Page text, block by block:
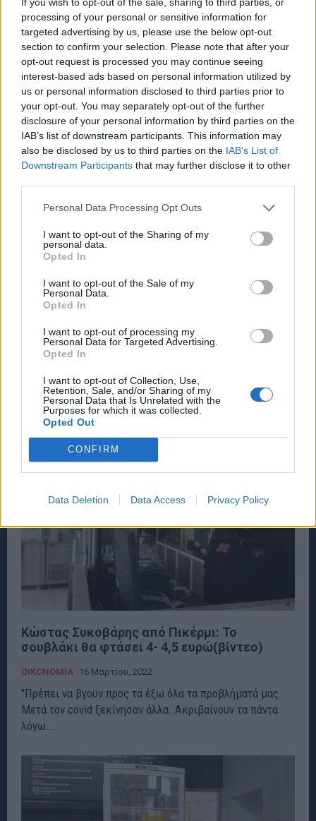
processing of your personal or sensitive information for
targeted advertising by us, please use the below opt-out
section to confirm your selection. Please note that after your
opt-out request is processed you may continue seeing
interest-based ads based on personal information utilized by
us or personal information disclosed to third parties prior to
your opt-out. You may separately opt-out of the further
disclosure of your personal information by third parties on the
IAB’s list of downstream participants. This information may
also be disclosed by us to third parties on the IAB’s List of
Downstream Participants that may further disclose it to other
Personal Data Processing Opt Outs
I want to opt-out of the Sharing of my
personal data.
Opted In
I want to opt-out of the Sale of my
Personal Data.
Opted In
I want to opt-out of processing my
Personal Data for Targeted Advertising.
Opted In
I want to opt-out of Collection, Use,
Retention, Sale, and/or Sharing of my
Personal Data that Is Unrelated with the
Purposes for which it was collected.
Opted Out
CONFIRM
Data Deletion Data Access Privacy Policy
Τσικνοπέμπτη θέλει κρέας, φωτιά και… Οβελιστήριο των
Φίλων στο Πικέρμι! Οι σούβλες θα γυρίζουν...
Μελόναρ- Αγνά ελληνικά προϊόντα από τα
πανέμορφα δάση της νοτιοανατολικής
Αττικής από τον Κώστα Συκοβάρη και τον
Τάσο Σιμιγδαλά
ΑΘΛΗΤΙΚΑ 31 Αυγούστου, 2022
Αγνά ελληνικά προϊόντα από τα πανέμορφα δάση της
απαίτηση), από τον Κώστα Συκοβάρη και...
Κώστας Συκοβάρης από Πικέρμι: Το
σουβλάκι θα φτάσει 4- 4,5 ευρώ(βίντεο)
ΟΙΚΟΝΟΜΙΑ 16 Μαρτίου, 2022
''Πρέπει να βγουν προς τα έξω όλα τα προβλήματά μας.
Μετά τον covid ξεκίνησαν άλλα. Ακριβαίνουν τα πάντα
λόγω...